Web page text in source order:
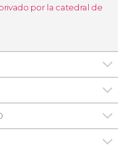
por la catedral de